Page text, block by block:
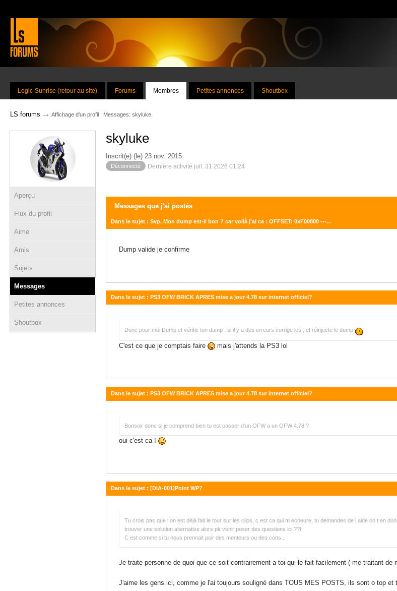
Logic-Sunrise (retour au site) Forums Membres Petites annonces Shoutbox
LS forums → Affichage d'un profil : Messages: skyluke
Aperçu
Flux du profil
Aime
Amis
Sujets
Messages
Petites annonces
Shoutbox
skyluke
Inscrit(e) (le) 23 nov. 2015
Déconnecté Dernière activité juil. 31 2026 01:24
Messages que j'ai postés
Dans le sujet : Svp, Mon dump est-il bon ? car voilà j'ai ca : OFFSET: 0xF00800 ---...
Dump valide je confirme
Dans le sujet : PS3 OFW BRICK APRES mise a jour 4.78 sur internet officiel?
Donc pour moi Dump et vérifie ton dump , si il y a des erreurs corrige les , et réinjecte le dump
C'est ce que je comptais faire mais j'attends la PS3 lol
Dans le sujet : PS3 OFW BRICK APRES mise a jour 4.78 sur internet officiel?
Bonsoir donc si je comprend bien tu est passer d'un OFW a un OFW 4.78 ?
oui c'est ca !
Dans le sujet : [DIA-001]Point WP?
Tu crois pas que l on est déjà fait le tour sur les clips, c est ca qui m ecoeure, tu demandes de l aide on t en
trouver une solution alternative alors pk venir poser des questions ici ??l
C est comme si tu nous prennait poir des menteurs ou des cons...
Je traite personne de quoi que ce soit contrairement a toi qui le fait facilement ( me traitant de
J'aime les gens ici, comme je l'ai toujours souligné dans TOUS MES POSTS, ils sont o top et